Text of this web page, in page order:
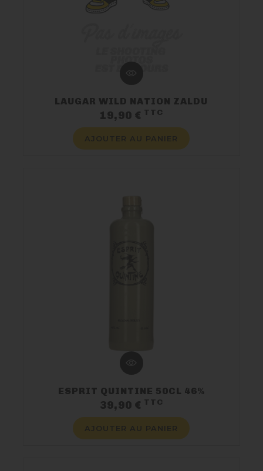
LAUGAR WILD NATION ZALDU
19,90 € TTC
AJOUTER AU PANIER
ESPRIT QUINTINE 50CL 46%
39,90 € TTC
AJOUTER AU PANIER